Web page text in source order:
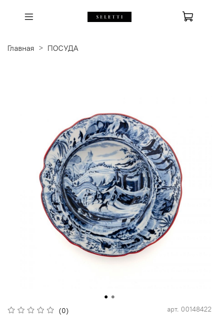
Главная ПОСУДА
(0) арт. 00148422